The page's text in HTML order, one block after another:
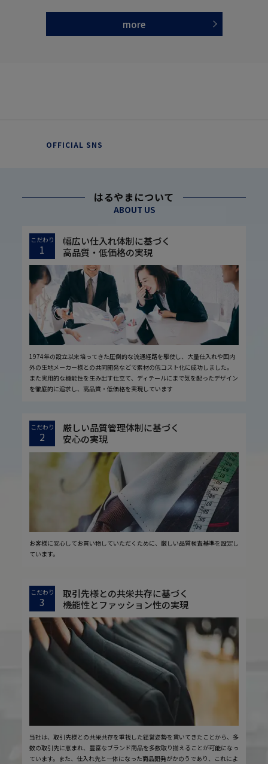
more
OFFICIAL SNS
はるやまについて
ABOUT US
こだわり
1
幅広い仕入れ体制に基づく
高品質・低価格の実現
1974年の設立以来培ってきた圧倒的な流通経路を駆使し、大量仕入れや国内
外の生地メーカー様との共同開発などで素材の低コスト化に成功しました。
また実用的な機能性を生み出す仕立て、ディテールにまで気を配ったデザイン
を徹底的に追求し、高品質・低価格を実現しています
こだわり
2
厳しい品質管理体制に基づく
安心の実現
お客様に安心してお買い物していただくために、厳しい品質検査基準を設定し
ています。
こだわり
3
取引先様との共栄共存に基づく
機能性とファッション性の実現
当社は、取引先様との共栄共存を重視した経営姿勢を貫いてきたことから、多
数の取引先に恵まれ、豊富なブランド商品を多数取り揃えることが可能になっ
ています。また、仕入れ先と一体になった商品開発がかのうであり、これによ